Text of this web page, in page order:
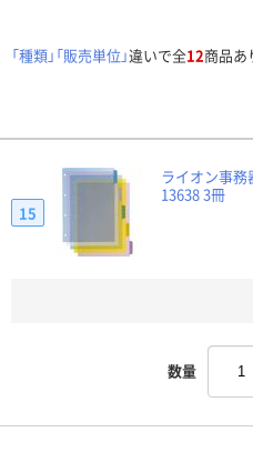
「種類」「販売単位」違いで全12商品あ
ライオン事務
13638 3冊
15
数量